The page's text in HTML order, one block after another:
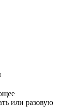
или разовую